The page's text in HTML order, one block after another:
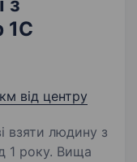
1С
від центру
взяти людину з
1 року. Вища